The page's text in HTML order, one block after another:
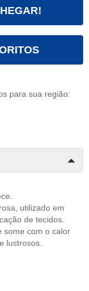
para sua região:
utilizado em
de tecidos.
some com o calor
lustrosos.